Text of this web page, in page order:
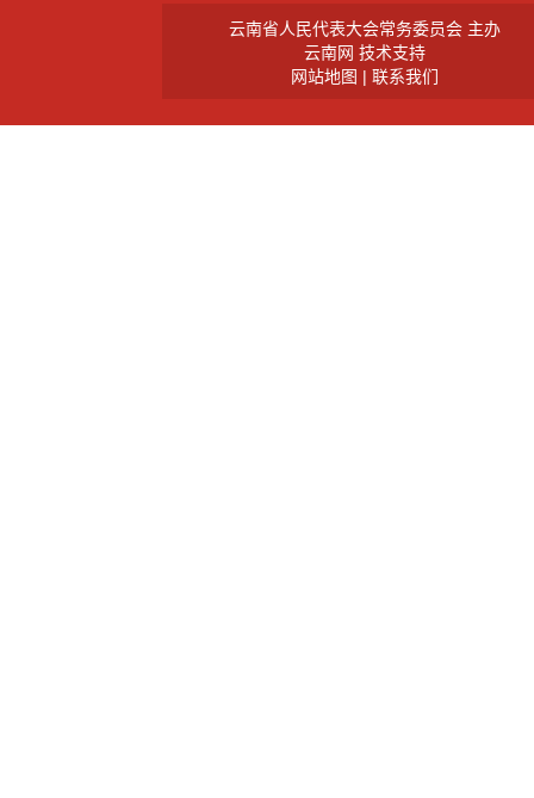
云南省人民代表大会常务委员会 主办
云南网 技术支持
网站地图 | 联系我们